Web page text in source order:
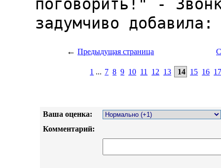
← Предыдущая страница
1 ... 7 8 9 10 11 12 13 14 15 16
Ваша оценка:
Комментарий: